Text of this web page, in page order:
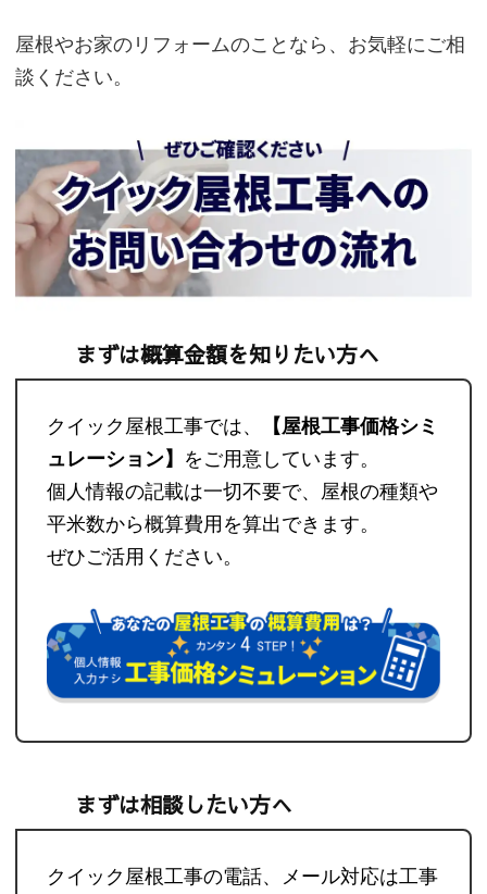
屋根やお家のリフォームのことなら、お気軽にご相
談ください。
まずは概算金額を知りたい方へ
クイック屋根工事では、
【屋根工事価格シミ
ュレーション】 をご用意しています。
個人情報の記載は一切不要で、屋根の種類や
平米数から概算費用を算出できます。
ぜひご活用ください。
まずは相談したい方へ
クイック屋根工事の電話、メール対応は工事